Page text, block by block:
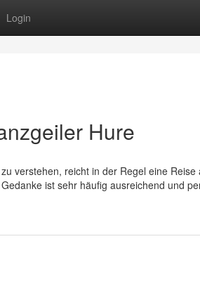
Login
Hure
verstehen, reicht in der Regel eine Reise
ist sehr häufig ausreichend und